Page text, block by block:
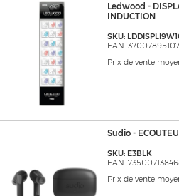
Ledwood -
INDUCTION
SKU:
EAN:
Prix de vente
Sudio -
SKU: E3BLK
EAN:
Prix de vente